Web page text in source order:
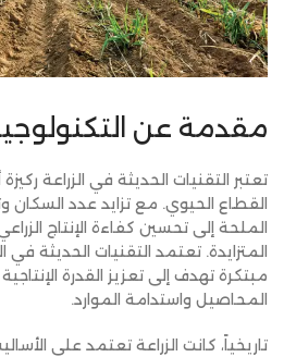
مقدمة عن التكنولوجيا
تعتبر التقنيات الحديثة في الزراعة
القطاع الحيوي. مع تزايد عدد السكان
الملحة إلى تحسين كفاءة الإنتاج
المتزايدة. تعتمد التقنيات الحديثة في
مبتكرة تهدف إلى تعزيز القدرة
المحاصيل واستدامة الموارد.
تاريخياً، كانت الزراعة تعتمد على